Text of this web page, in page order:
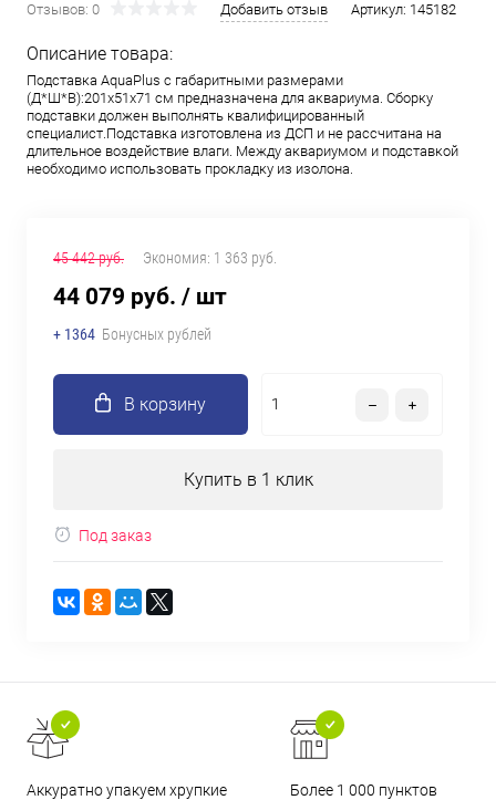
Отзывов: 0 Добавить отзыв Артикул: 145182
Описание товара:
Подставка AquaPlus с габаритными размерами
(Д*Ш*В):201x51x71 см предназначена для аквариума. Сборку
подставки должен выполнять квалифицированный
специалист.Подставка изготовлена из ДСП и не рассчитана на
длительное воздействие влаги. Между аквариумом и подставкой
необходимо использовать прокладку из изолона.
45 442 руб. Экономия: 1 363 руб.
44 079 руб. / шт
+ 1364 Бонусных рублей
В корзину
Купить в 1 клик
Под заказ
Аккуратно упакуем хрупкие
Более 1 000 пунктов